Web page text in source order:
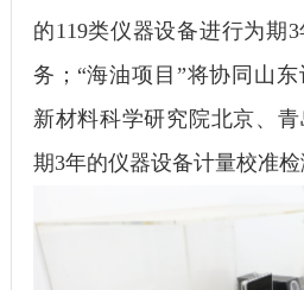
的119类仪器设备进行为期
务；“海油项目”将协同山
新材料科学研究院北京、
期3年的仪器设备计量校准检